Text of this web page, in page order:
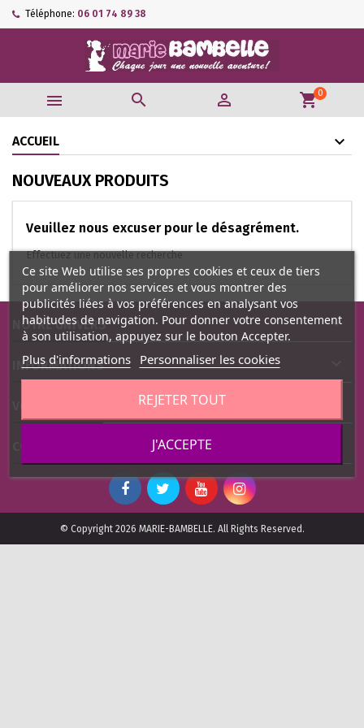
Téléphone: 06 01 74 89 38
   shopping_cart0
ACCUEIL
NOUVEAUX PRODUITS
Veuillez nous excuser pour le désagrément.
Effectuez une nouvelle recherche
NOTRE UNIVERS 
INFORMATIONS
Ce site Web utilise ses propres cookies et ceux de tiers
pour améliorer nos services et vous montrer des
publicités liées à vos préférences en analysant vos
habitudes de navigation. Pour donner votre consentement
à son utilisation, appuyez sur le bouton Accepter.
Plus d'informations Personnaliser les cookies
REJETER TOUT
J'ACCEPTE
© Copyright 2026 MARIE-BAMBELLE. All Rights Reserved.